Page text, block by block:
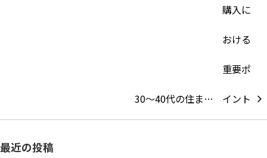
30～40代の住ま…
最近の投稿